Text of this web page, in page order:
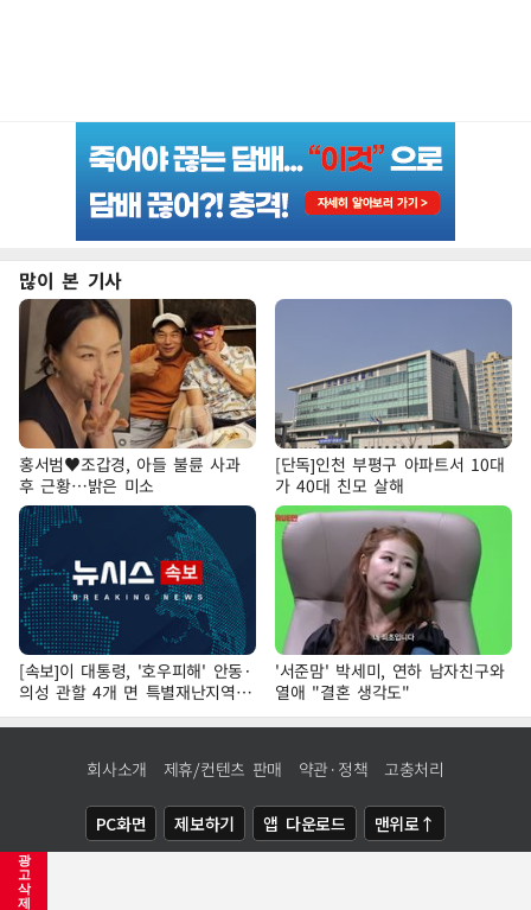
광
고
삭
제
많이 본 기사
홍서범♥조갑경, 아들 불륜 사과
후 근황…밝은 미소
[단독]인천 부평구 아파트서 10대
가 40대 친모 살해
[속보]이 대통령, '호우피해' 안동·
의성 관할 4개 면 특별재난지역
선포
'서준맘' 박세미, 연하 남자친구와
열애 "결혼 생각도"
회사소개 제휴/컨텐츠 판매 약관·정책 고충처리
PC화면 제보하기 앱 다운로드 맨위로↑